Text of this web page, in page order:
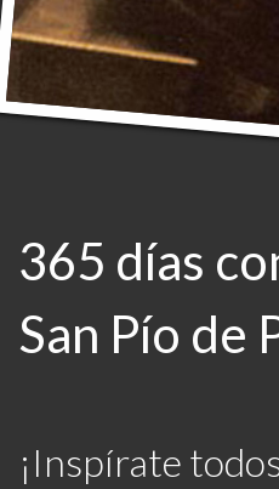
365 días
San Pío de
¡Inspírate